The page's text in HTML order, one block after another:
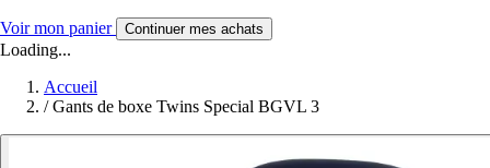
Voir mon panier Continuer mes achats
Loading...
Accueil
/ Gants de boxe Twins Special BGVL 3